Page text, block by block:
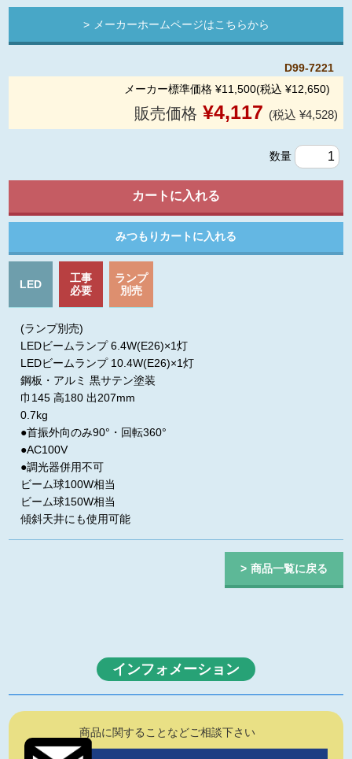
メーカーホームページはこちらから
D99-7221
メーカー標準価格 ¥11,500(税込 ¥12,650)
販売価格 ¥4,117 (税込 ¥4,528)
数量
LED
工事
必要
ランプ
別売
(ランプ別売)
LEDビームランプ 6.4W(E26)×1灯
LEDビームランプ 10.4W(E26)×1灯
鋼板・アルミ 黒サテン塗装
巾145 高180 出207mm
0.7kg
●首振外向のみ90°・回転360°
●AC100V
●調光器併用不可
ビーム球100W相当
ビーム球150W相当
傾斜天井にも使用可能
商品一覧に戻る
インフォメーション
商品に関することなどご相談下さい